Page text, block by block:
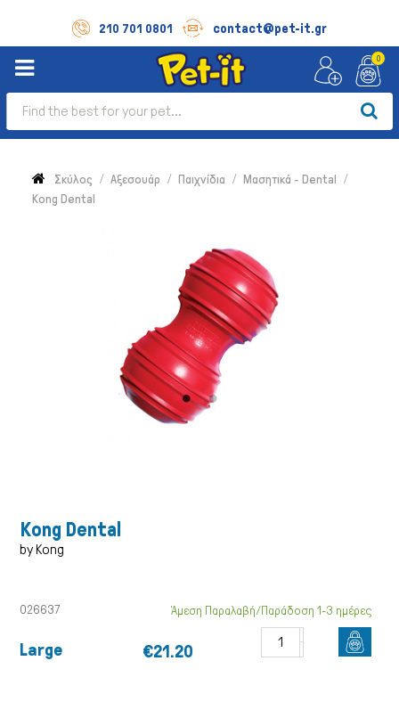
210 701 0801 contact@pet-it.gr
Σκύλος
0
Σκύλος Αξεσουάρ Παιχνίδια
Μασητικά - Dental
Kong Dental
Kong Dental
by Kong
Large
026637 Άμεση Παραλαβή/Παράδοση 1-3 ημέρες
€21.20